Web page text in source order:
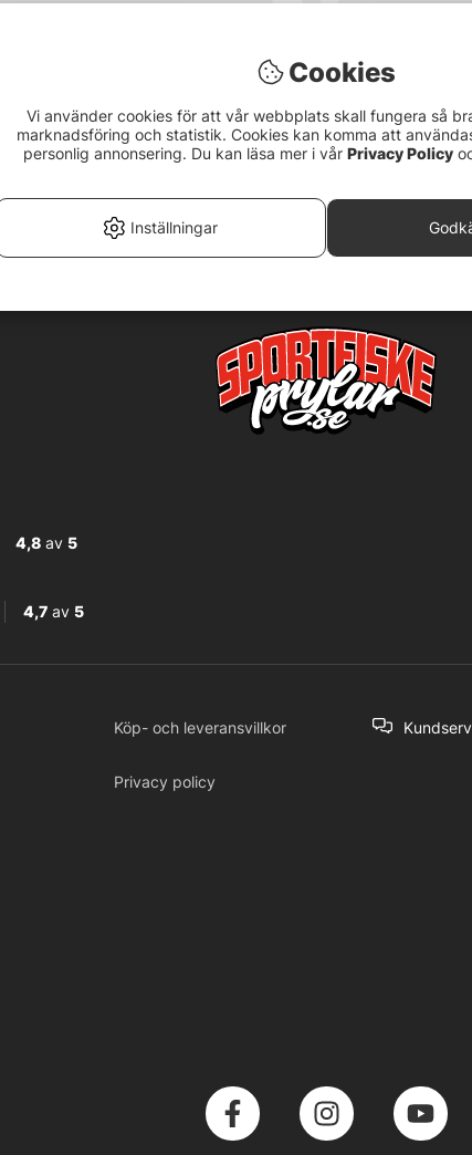
2499 kr
Haglöfs Duality
1499 kr
4,8 av5
4,7av 5
Köp- och leveransvillkor
Privacy policy
Cookies
Vi använder cookies för att vår webbplats skall fungera så
marknadsföring och statistik. Cookies kan komma att
personlig annonsering. Du kan läsa mer i vår Privacy Policy
Inställningar